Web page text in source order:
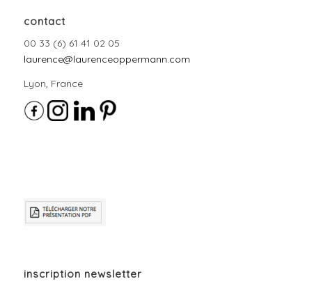
contact
00 33 (6) 61 41 02 05
laurence@laurenceoppermann.com
Lyon, France
inscription newsletter